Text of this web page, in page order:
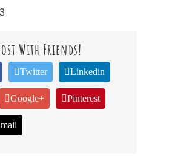
With Friends!
Twitter Linkedin
Google+ Pinterest